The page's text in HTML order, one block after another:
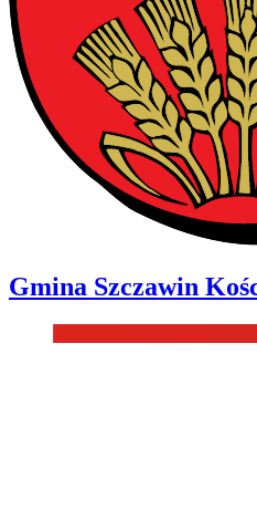
Gmina Szczawin